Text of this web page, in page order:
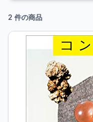
2 件の商品